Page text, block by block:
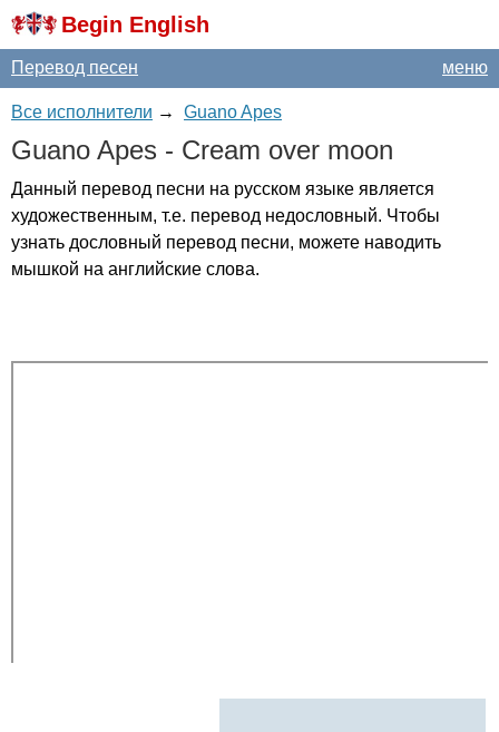
Begin English
меню
Перевод песен
Все исполнители → Guano Apes
Guano Apes - Cream over moon
Данный перевод песни на русском языке является
художественным, т.е. перевод недословный. Чтобы
узнать дословный перевод песни, можете наводить
мышкой на английские слова.